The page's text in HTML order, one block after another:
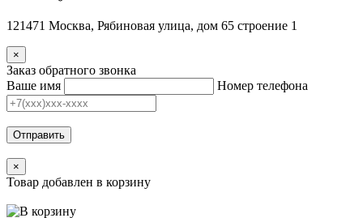
121471 Москва, Рябиновая улица, дом 65 строение 1
×
Заказ обратного звонка
Ваше имя
Номер телефона
Отправить
×
Товар добавлен в корзину